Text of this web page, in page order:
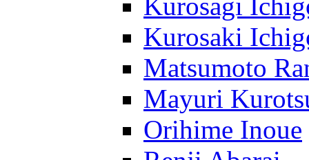
Kurosaki
Matsumoto
Mayuri
Orihime Inoue